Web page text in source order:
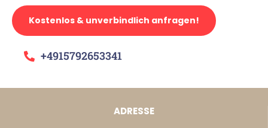
Kostenlos & unverbindlich anfragen!
+4915792653341
ADRESSE